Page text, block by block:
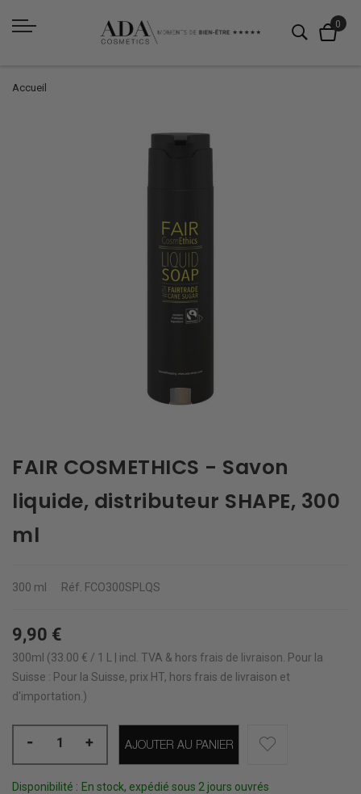
Accueil
FAIR COSMETHICS - Savon
liquide, distributeur SHAPE, 300
ml
300 ml Réf. FCO300SPLQS
9,90 €
300ml (33.00 € / 1 L | incl. TVA & hors frais de livraison Pour la
Suisse : Pour la Suisse, prix HT, hors frais de livraison et
d'importation.)
- + AJOUTER AU PANIER
Disponibilité : En stock, expédié sous 2 jours ouvrés